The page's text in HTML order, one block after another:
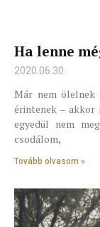
Ha lenne
2020.06.30.
Már nem ölelnek
érintenek – akkor
egyedül nem
csodálom,
Tovább olvasom »